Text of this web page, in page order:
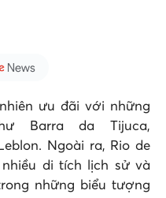
ưu đãi với những
Barra da Tijuca,
Ngoài ra, Rio de
di tích lịch sử và
những biểu tượng